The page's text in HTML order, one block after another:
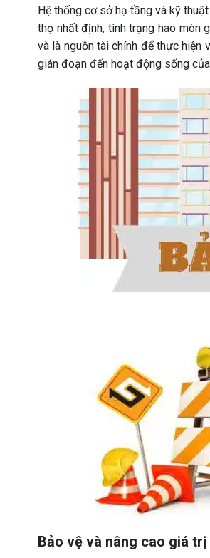
Hệ thống cơ sở hạ tầng và kỹ
thọ nhất định, tình trạng hao mòn
và là nguồn tài chính để thực hiện
gián đoạn đến hoạt động sống
Bảo vệ và nâng cao giá trị